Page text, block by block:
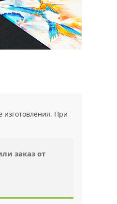
изготовления. При
заказ от